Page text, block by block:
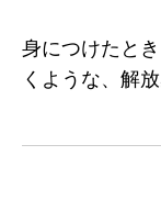
身につけたと
くような、解